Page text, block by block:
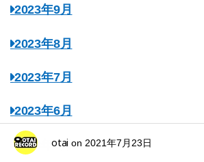
2023年9月
2023年8月
2023年7月
2023年6月
2023年5月
otai on 2021年7月23日